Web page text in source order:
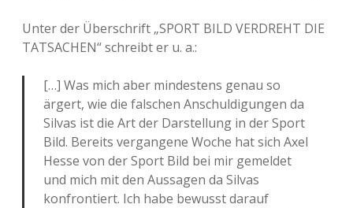
Unter der Überschrift „SPORT BILD VERDREHT DIE
TATSACHEN“ schreibt er u. a.:
[…] Was mich aber mindestens genau so
ärgert, wie die falschen Anschuldigungen da
Silvas ist die Art der Darstellung in der Sport
Bild. Bereits vergangene Woche hat sich Axel
Hesse von der Sport Bild bei mir gemeldet
und mich mit den Aussagen da Silvas
konfrontiert. Ich habe bewusst darauf